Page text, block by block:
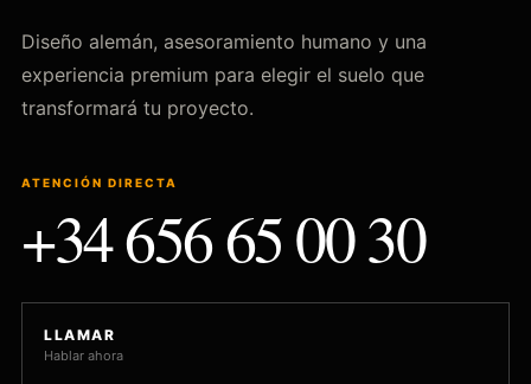
Diseño alemán, asesoramiento humano y una
experiencia premium para elegir el suelo que
transformará tu proyecto.
ATENCIÓN DIRECTA
+34 656 65 00 30
LLAMAR
Hablar ahora